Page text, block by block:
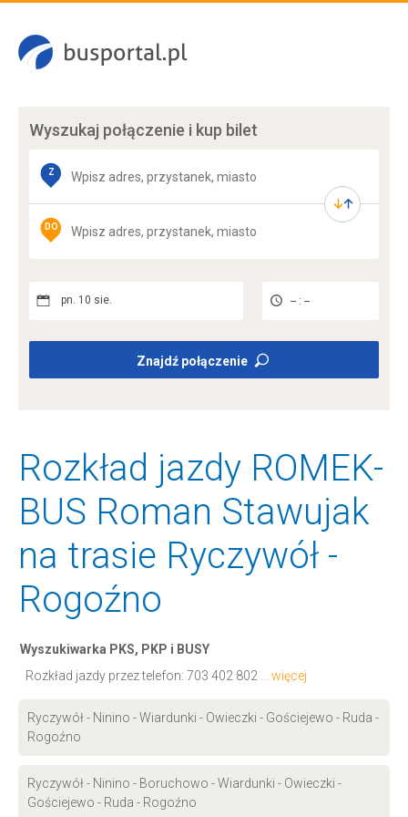
Wyszukaj połączenie i kup bilet
Z
DO
pn. 10 sie. -- : --
Znajdź połączenie
Rozkład jazdy ROMEK-
BUS Roman Stawujak
na trasie Ryczywół -
Rogoźno
Wyszukiwarka PKS, PKP i BUSY
Rozkład jazdy przez telefon: 703 402 802 ... więcej
Ryczywół - Ninino - Wiardunki - Owieczki - Gościejewo - Ruda -
Rogoźno
Ryczywół - Ninino - Boruchowo - Wiardunki - Owieczki -
Gościejewo - Ruda - Rogoźno